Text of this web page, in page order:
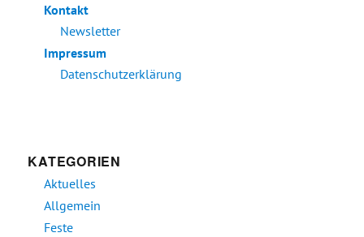
Kontakt
Newsletter
Impressum
Datenschutzerklärung
KATEGORIEN
Aktuelles
Allgemein
Feste